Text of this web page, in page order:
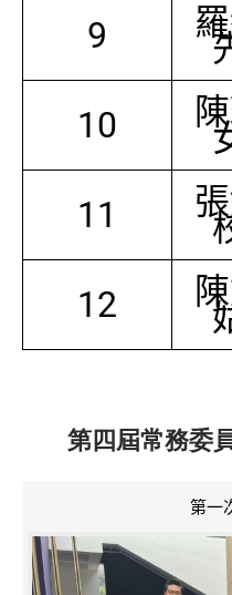
9
10
11
12
第四屆常務
第一